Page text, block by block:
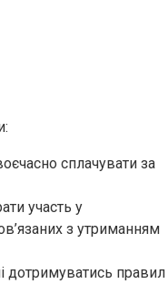
сплачувати за
участь у
з утриманням
дотримуватись правил